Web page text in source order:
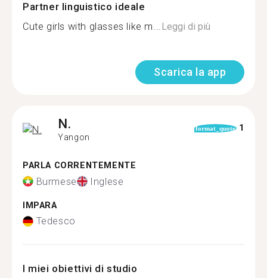
Partner linguistico ideale
Cute girls with glasses like m...Leggi di più
Scarica la app
N.
Yangon
format_quote 1
PARLA CORRENTEMENTE
Burmese Inglese
IMPARA
Tedesco
I miei obiettivi di studio